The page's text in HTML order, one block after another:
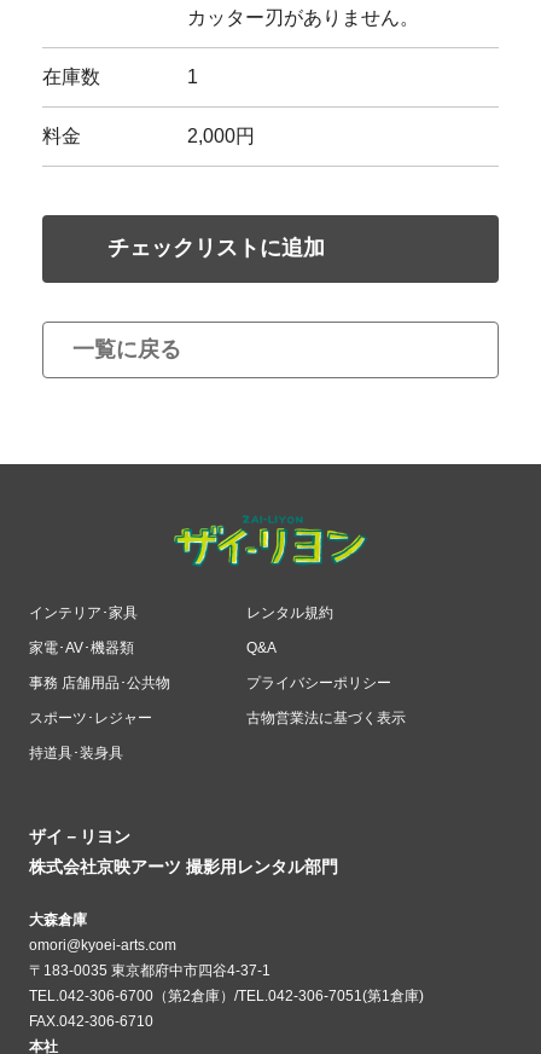
カッター刃がありません。
在庫数 1
料金 2,000円
チェックリストに追加
一覧に戻る
インテリア･家具
家電･AV･機器類
事務 店舗用品･公共物
スポーツ･レジャー
持道具･装身具
レンタル規約
Q&A
プライバシーポリシー
古物営業法に基づく表示
ザイ－リヨン
株式会社京映アーツ 撮影用レンタル部門
大森倉庫
omori@kyoei-arts.com
〒183-0035 東京都府中市四谷4-37-1
TEL.042-306-6700（第2倉庫）/TEL.042-306-7051(第1倉庫)
FAX.042-306-6710
本社